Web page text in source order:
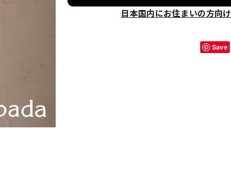
日本国内にお住まいの方向け
Save